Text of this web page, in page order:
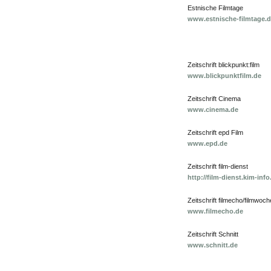
Estnische Filmtage
www.estnische-
Zeitschrift blickpunkt:film
www.blickpunktfilm.de
Zeitschrift Cinema
www.cinema.de
Zeitschrift epd Film
www.epd.de
Zeitschrift film-dienst
http://film-dienst.kim-
Zeitschrift filmecho/
www.filmecho.de
Zeitschrift Schnitt
www.schnitt.de